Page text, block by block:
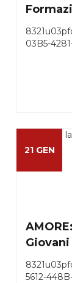
03B5-
21 GEN
5612-